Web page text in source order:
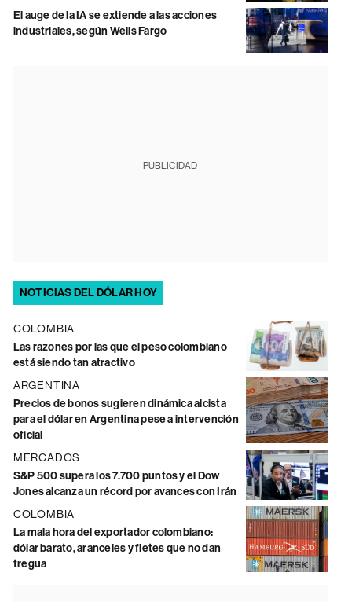
El auge de la IA se extiende a las acciones
industriales, según Wells Fargo
PUBLICIDAD
NOTICIAS DEL DÓLAR HOY
COLOMBIA
Las razones por las que el peso colombiano
está siendo tan atractivo
ARGENTINA
Precios de bonos sugieren dinámica alcista
para el dólar en Argentina pese a intervención
oficial
MERCADOS
S&P 500 supera los 7.700 puntos y el Dow
Jones alcanza un récord por avances con Irán
COLOMBIA
La mala hora del exportador colombiano:
dólar barato, aranceles y fletes que no dan
tregua